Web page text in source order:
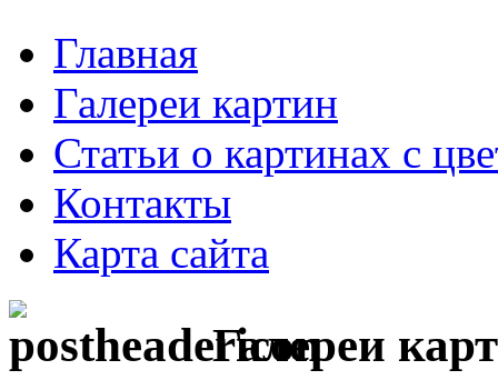
Главная
Галереи картин
Статьи о картинах с
Контакты
Карта сайта
Галереи